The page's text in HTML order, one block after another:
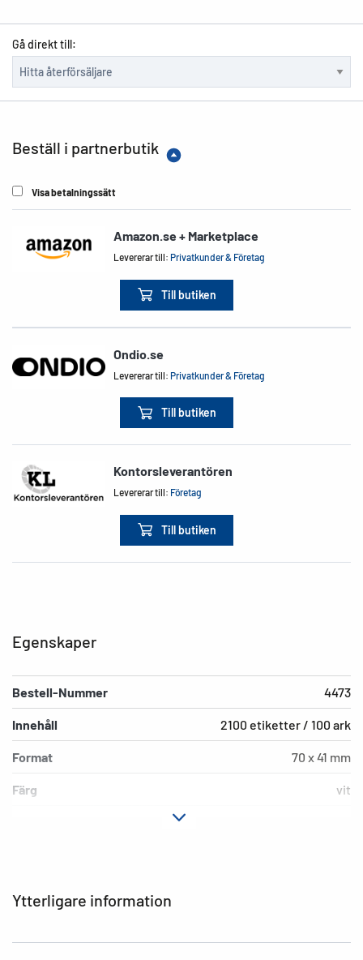
Gå direkt till:
Beställ i partnerbutik
Visa betalningssätt
Amazon.se + Marketplace
Levererar till:Privatkunder & Företag
Till butiken
Ondio.se
Levererar till:Privatkunder & Företag
Till butiken
Kontorsleverantören
Levererar till: Företag
Till butiken
Ytterligare information
Egenskaper
Bestell-Nummer 4473
Innehåll 2100 etiketter / 100 ark
Format 70 x 41 mm
Färg vit